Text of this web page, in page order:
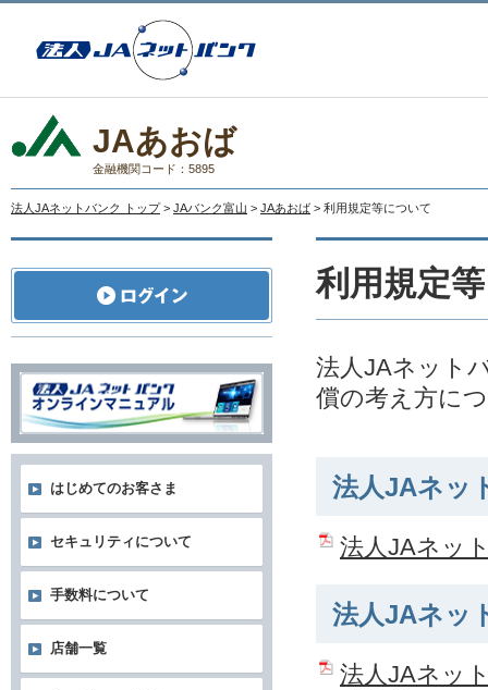
JAあおば
金融機関コード：5895
法人JAネットバンク トップ > JAバンク富山 > JAあおば > 利用規定等について
利用規定
法人JAネット
償の考え方に
法人JAネッ
法人JAネッ
法人JAネッ
法人JAネッ
はじめてのお客さま
セキュリティについて
手数料について
店舗一覧